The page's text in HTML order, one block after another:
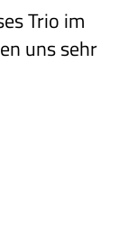
Trio im
uns sehr